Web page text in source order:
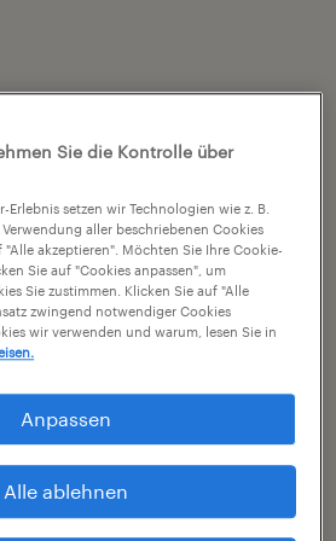
Sie die Kontrolle über
Erlebnis setzen wir Technologien wie z. B.
aller beschriebenen Cookies
akzeptieren". Möchten Sie Ihre Cookie-
Sie auf "Cookies anpassen", um
Sie zustimmen. Klicken Sie auf "Alle
zwingend notwendiger Cookies
wir verwenden und warum, lesen Sie in
Anpassen
Alle ablehnen